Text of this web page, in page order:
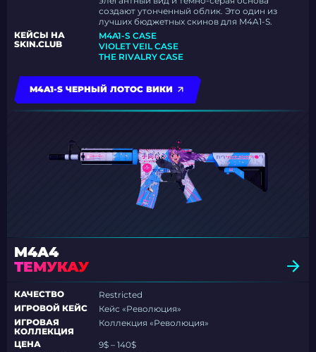
создают утонченный облик. Это один из
лучших бюджетных скинов для M4A1-S.
КЕЙСЫ НА
SKIN.CLUB
M4A1-S CASE
VIOLET VEIL CASE
THE RIVALRY CASE
M4A1-S ЧЕРНЫЙ ЛОТОС ВИКИ
M4A4
ТЕМУКАУ
КАЧЕСТВО
Restricted
ИГРОВОЙ КЕЙС
Кейс «Революция»
ИГРОВАЯ
КОЛЛЕКЦИЯ
Коллекция «Революция»
ЦЕНА
9$ – 140$